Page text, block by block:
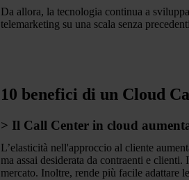
Da allora, la tecnologia continua a
telemarketing su una scala senza
10 benefici di un Cloud
> Il Call Center in cloud
L’elasticità nell'approccio al cliente
ma assai desiderata da contraenti e
mercato. Inoltre, rende più facile adattare